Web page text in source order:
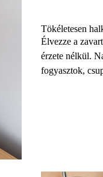
Tökéletesen
Élvezze a
érzete nélkül.
fogyasztok,